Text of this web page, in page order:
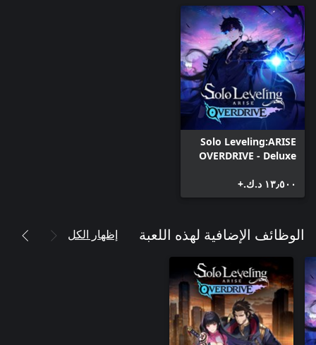
Solo Leveling:ARISE
OVERDRIVE - Deluxe
١٣٫٥٠٠ د.ك.‏+
الوظائف الإضافية لهذه اللعبة إظهار الكل